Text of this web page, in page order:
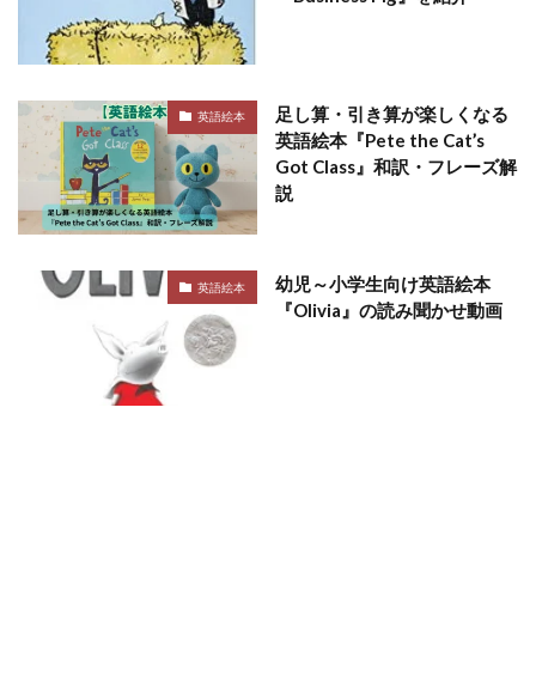
英語絵本
足し算・引き算が楽しくなる
英語絵本『Pete the Cat’s
Got Class』和訳・フレーズ解
説
英語絵本
幼児～小学生向け英語絵本
『Olivia』の読み聞かせ動画